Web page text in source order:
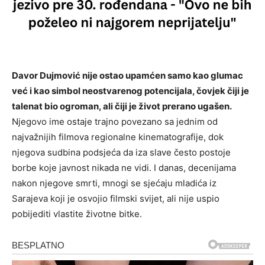
Davor Dujmović nije ostao upamćen samo kao glumac
već i kao simbol neostvarenog potencijala, čovjek čiji je
talenat bio ogroman, ali čiji je život prerano ugašen.
Njegovo ime ostaje trajno povezano sa jednim od
najvažnijih filmova regionalne kinematografije, dok
njegova sudbina podsjeća da iza slave često postoje
borbe koje javnost nikada ne vidi. I danas, decenijama
nakon njegove smrti, mnogi se sjećaju mladića iz
Sarajeva koji je osvojio filmski svijet, ali nije uspio
pobijediti vlastite životne bitke.